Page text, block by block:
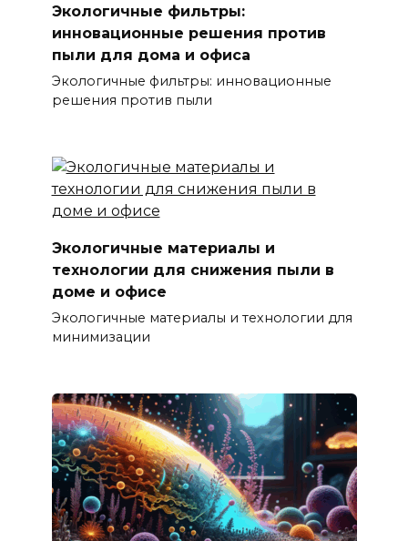
Экологичные фильтры:
инновационные решения против
пыли для дома и офиса
Экологичные фильтры: инновационные
решения против пыли
Экологичные материалы и
технологии для снижения пыли в
доме и офисе
Экологичные материалы и технологии для
минимизации